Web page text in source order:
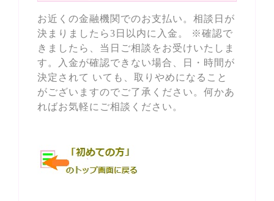
お近くの金融機関でのお支払い。相談日が
決まりましたら3日以内に入金。 ※確認で
きましたら、当日ご相談をお受けいたしま
す。入金が確認できない場合、日・時間が
決定されて いても、取りやめになること
がございますのでご了承ください。何かあ
ればお気軽にご相談ください。